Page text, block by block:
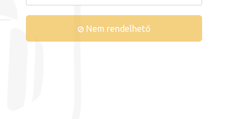
Nem rendelhető